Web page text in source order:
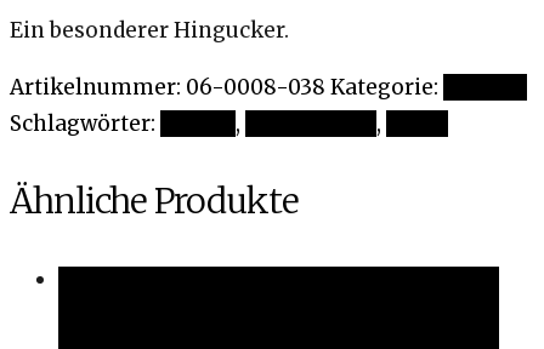
Ein besonderer Hingucker.
Artikelnummer: 06-0008-038 Kategorie:
Schlagwörter:
, ,
Ähnliche Produkte